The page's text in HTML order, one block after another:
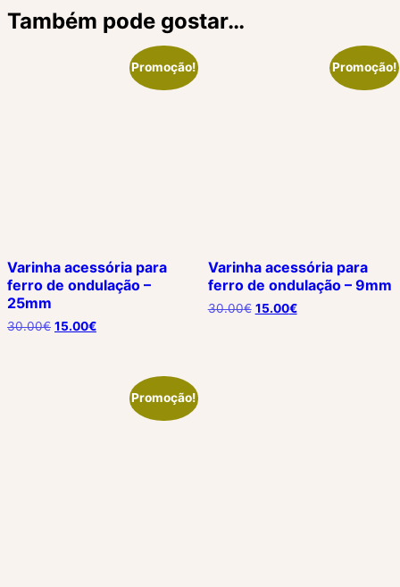
Também pode gostar…
Promoção!
Varinha acessória para
ferro de ondulação –
25mm
30.00€ O
15.00€O
15.00€.
Promoção!
Varinha acessória para
ferro de ondulação – 9mm
30.00€ O
15.00€O
Promoção!